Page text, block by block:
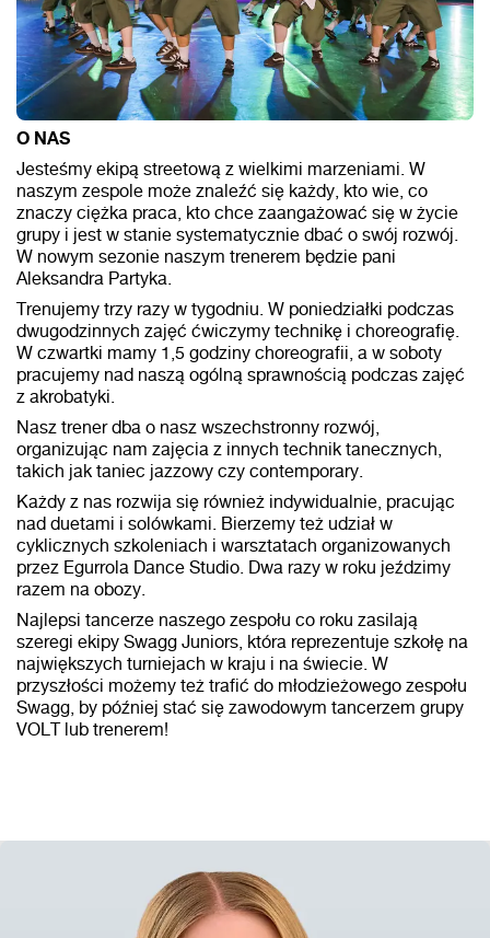
O NAS
Jesteśmy ekipą streetową z wielkimi marzeniami. W
naszym zespole może znaleźć się każdy, kto wie, co
znaczy ciężka praca, kto chce zaangażować się w życie
grupy i jest w stanie systematycznie dbać o swój rozwój.
W nowym sezonie naszym trenerem będzie pani
Aleksandra Partyka.
Trenujemy trzy razy w tygodniu. W poniedziałki podczas
dwugodzinnych zajęć ćwiczymy technikę i choreografię.
W czwartki mamy 1,5 godziny choreografii, a w soboty
pracujemy nad naszą ogólną sprawnością podczas zajęć
z akrobatyki.
Nasz trener dba o nasz wszechstronny rozwój,
organizując nam zajęcia z innych technik tanecznych,
takich jak taniec jazzowy czy contemporary.
Każdy z nas rozwija się również indywidualnie, pracując
nad duetami i solówkami. Bierzemy też udział w
cyklicznych szkoleniach i warsztatach organizowanych
przez Egurrola Dance Studio. Dwa razy w roku jeździmy
razem na obozy.
Najlepsi tancerze naszego zespołu co roku zasilają
szeregi ekipy Swagg Juniors, która reprezentuje szkołę na
największych turniejach w kraju i na świecie. W
przyszłości możemy też trafić do młodzieżowego zespołu
Swagg, by później stać się zawodowym tancerzem grupy
VOLT lub trenerem!